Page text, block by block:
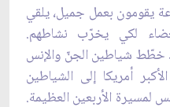
يقومون بعمل جميل، يلقي
لكي يخرّب نشاطهم.
خطّط شياطين الجنّ والإنس
أمريكا إلى الشياطين
لمسيرة الأربعين العظيمة.